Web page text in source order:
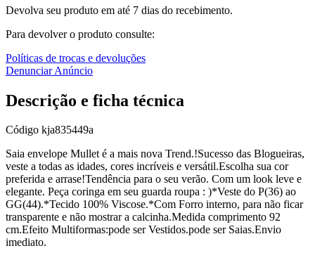
Devolva seu produto em até 7 dias do recebimento.
Para devolver o produto consulte:
Políticas de trocas e devoluções
Denunciar Anúncio
Descrição e ficha técnica
Código kja835449a
Saia envelope Mullet é a mais nova Trend.!Sucesso das Blogueiras,
veste a todas as idades, cores incríveis e versátil.Escolha sua cor
preferida e arrase!Tendência para o seu verão. Com um look leve e
elegante. Peça coringa em seu guarda roupa : )*Veste do P(36) ao
GG(44).*Tecido 100% Viscose.*Com Forro interno, para não ficar
transparente e não mostrar a calcinha.Medida comprimento 92
cm.Efeito Multiformas:pode ser Vestidos.pode ser Saias.Envio
imediato.